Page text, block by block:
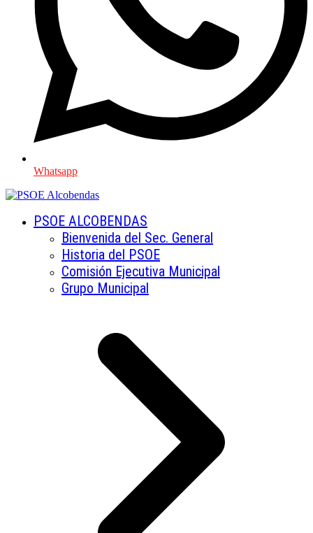
Whatsapp
PSOE ALCOBENDAS
Bienvenida del Sec. General
Historia del PSOE
Comisión Ejecutiva Municipal
Grupo Municipal